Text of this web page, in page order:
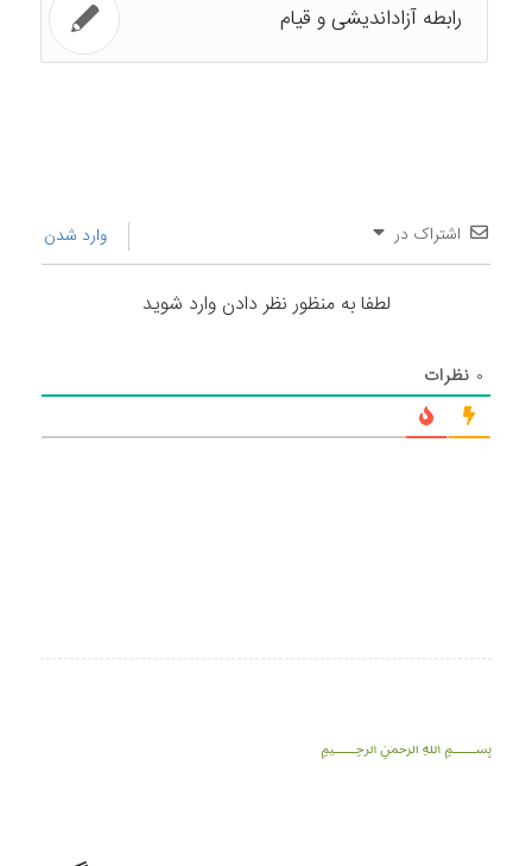
رابطه آزاداندیشی و قیام
اشتراک در وارد شدن
لطفا به منظور نظر دادن وارد شوید
۰ نظرات
﷽